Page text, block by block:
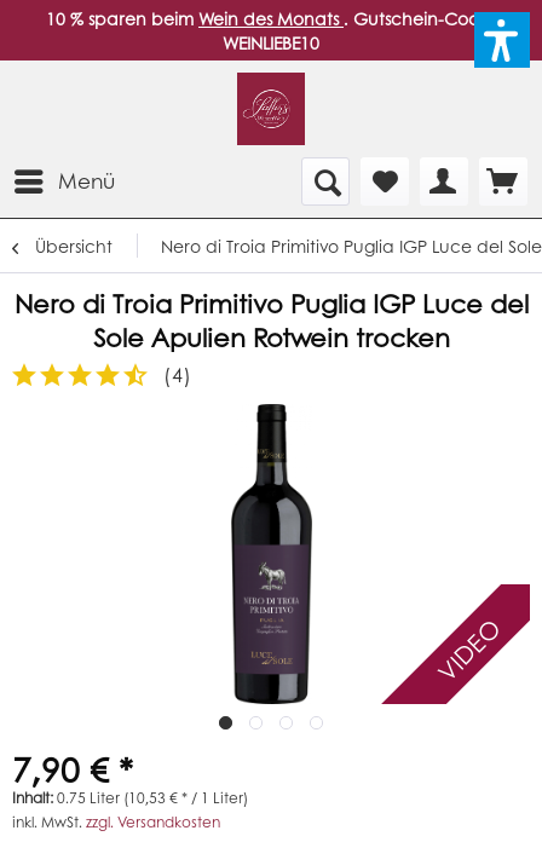
10 % sparen beim Wein des Monats . Gutschein-Code:
WEINLIEBE10
Menü
Übersicht Nero di Troia Primitivo Puglia IGP Luce del
Nero di Troia Primitivo Puglia IGP Luce del
Sole Apulien Rotwein trocken
(4)
VIDEO
7,90 € *
Inhalt:0.75 Liter (10,53 € * / 1 Liter)
inkl. MwSt. zzgl. Versandkosten